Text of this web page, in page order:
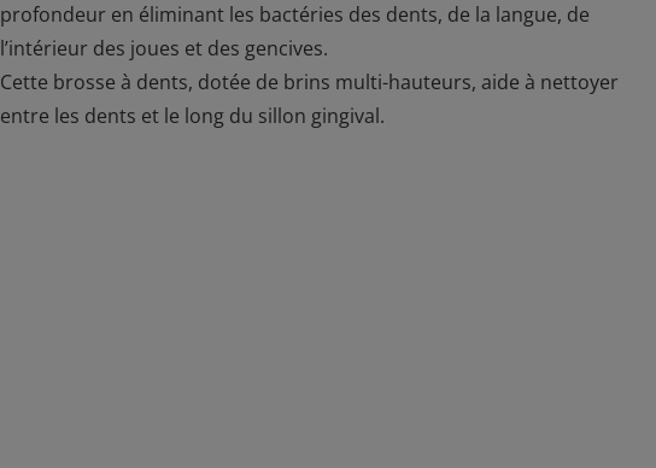
profondeur en éliminant les bactéries des dents, de la langue, de
l’intérieur des joues et des gencives.
Cette brosse à dents, dotée de brins multi-hauteurs, aide à nettoyer
entre les dents et le long du sillon gingival.